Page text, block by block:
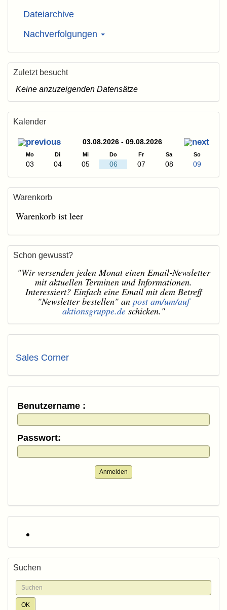
Dateiarchive
Nachverfolgungen
Zuletzt besucht
Keine anzuzeigenden Datensätze
Kalender
03.08.2026 - 09.08.2026
Mo Di Mi Do Fr Sa So
03 04 05 06 07 08 09
Warenkorb
Warenkorb ist leer
Schon gewusst?
"Wir versenden jeden Monat einen Email-Newsletter
mit aktuellen Terminen und Informationen.
Interessiert? Einfach eine Email mit dem Betreff
"Newsletter bestellen" an post am/um/auf
aktionsgruppe.deschicken."
Sales Corner
Benutzername :
Passwort:
Anmelden
Suchen